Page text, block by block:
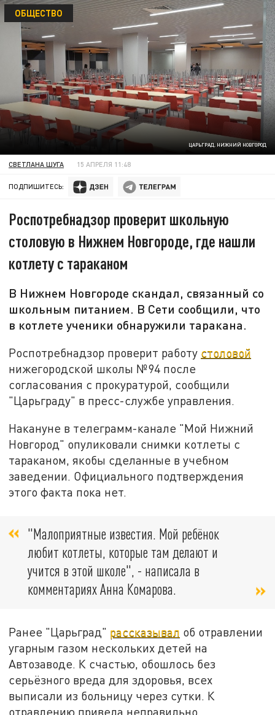
ЦАРЬГРАД. НИЖНИЙ НОВГОРОД
ОБЩЕСТВО
СВЕТЛАНА ШУГА 15 АПРЕЛЯ 11:48
ПОДПИШИТЕСЬ:
Роспотребнадзор проверит школьную
столовую в Нижнем Новгороде, где нашли
котлету с тараканом
В Нижнем Новгороде скандал, связанный со
школьным питанием. В Сети сообщили, что
в котлете ученики обнаружили таракана.
Роспотребнадзор проверит работу столовой
нижегородской школы №94 после
согласования с прокуратурой, сообщили
"Царьграду" в пресс-службе управления.
Накануне в телеграмм-канале "Мой Нижний
Новгород" опуликовали снимки котлеты с
тараканом, якобы сделанные в учебном
заведении. Официального подтверждения
этого факта пока нет.
"Малоприятные известия. Мой ребёнок
любит котлеты, которые там делают и
учится в этой школе", - написала в
комментариях Анна Комарова.
Ранее "Царьград" рассказывал об отравлении
угарным газом нескольких детей на
Автозаводе. К счастью, обошлось без
серьёзного вреда для здоровья, всех
выписали из больницу через сутки. К
отравлению привела неправильно